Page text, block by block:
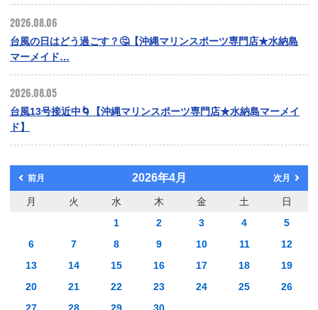
2026.08.06
台風の日はどう過ごす？🤔【沖縄マリンスポーツ専門店★水納島
マーメイド…
2026.08.05
台風13号接近中🌀【沖縄マリンスポーツ専門店★水納島マーメイ
ド】
前月 2026年4月 次月
月 火 水 木 金 土
日
1
2 3 4
5
6
7 8 9 10 11
12
13
14 15 16 17 18
19
20
21 22 23 24 25
26
27
28 29 30